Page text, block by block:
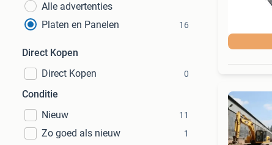
Alle advertenties
Platen en Panelen
16
Direct Kopen
Direct Kopen
0
Conditie
Nieuw
11
Zo goed als nieuw 1